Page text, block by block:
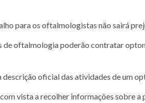
para os oftalmologistas não sairá
de oftalmologia poderão contratar
descrição oficial das atividades de um
com vista a recolher informações sobre